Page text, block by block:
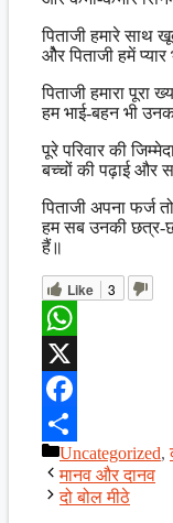
पिताजी हमारे साथ
औेर पिताजी हमें
पिताजी हमारा पूरा
हम भाई-बहन भी
पूरे परिवार की
बच्चों की पढ़ाई और
पिताजी अपना फर्ज
हम सब उनकी छत्र-
हैं॥
Like 3
WhatsApp
X
Facebook
Share
Categories
Uncategorized,
मानव और दानव
दो बोल मीठे